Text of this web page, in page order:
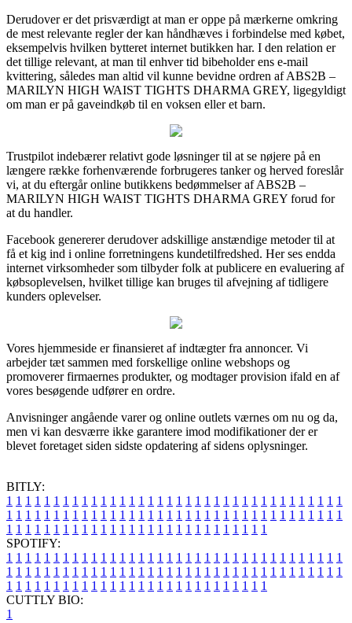
Derudover er det prisværdigt at man er oppe på mærkerne omkring
de mest relevante regler der kan håndhæves i forbindelse med købet,
eksempelvis hvilken bytteret internet butikken har. I den relation er
det tillige relevant, at man til enhver tid bibeholder ens e-mail
kvittering, således man altid vil kunne bevidne ordren af ABS2B –
MARILYN HIGH WAIST TIGHTS DHARMA GREY, ligegyldigt
om man er på gaveindkøb til en voksen eller et barn.
Trustpilot indebærer relativt gode løsninger til at se nøjere på en
længere række forhenværende forbrugeres tanker og herved foreslår
vi, at du eftergår online butikkens bedømmelser af ABS2B –
MARILYN HIGH WAIST TIGHTS DHARMA GREY forud for
at du handler.
Facebook genererer derudover adskillige anstændige metoder til at
få et kig ind i online forretningens kundetilfredshed. Her ses endda
internet virksomheder som tilbyder folk at publicere en evaluering af
købsoplevelsen, hvilket tillige kan bruges til afvejning af tidligere
kunders oplevelser.
Vores hjemmeside er finansieret af indtægter fra annoncer. Vi
arbejder tæt sammen med forskellige online webshops og
promoverer firmaernes produkter, og modtager provision ifald en af
vores besøgende udfører en ordre.
Anvisninger angående varer og online outlets værnes om nu og da,
men vi kan desværre ikke garantere imod modifikationer der er
blevet foretaget siden sidste opdatering af sidens oplysninger.
BITLY:
1 1 1 1 1 1 1 1 1 1 1 1 1 1 1 1 1 1 1 1 1 1 1 1 1 1 1 1 1 1 1 1 1 1 1 1
1 1 1 1 1 1 1 1 1 1 1 1 1 1 1 1 1 1 1 1 1 1 1 1 1 1 1 1 1 1 1 1 1 1 1 1
1 1 1 1 1 1 1 1 1 1 1 1 1 1 1 1 1 1 1 1 1 1 1 1 1 1 1 1
SPOTIFY:
1 1 1 1 1 1 1 1 1 1 1 1 1 1 1 1 1 1 1 1 1 1 1 1 1 1 1 1 1 1 1 1 1 1 1 1
1 1 1 1 1 1 1 1 1 1 1 1 1 1 1 1 1 1 1 1 1 1 1 1 1 1 1 1 1 1 1 1 1 1 1 1
1 1 1 1 1 1 1 1 1 1 1 1 1 1 1 1 1 1 1 1 1 1 1 1 1 1 1 1
CUTTLY BIO:
1